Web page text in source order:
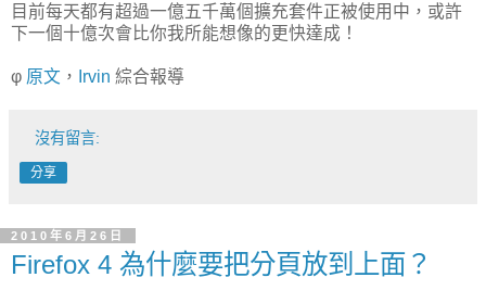
目前每天都有超過一億五千萬個擴充套件正被使用中，或許
下一個十億次會比你我所能想像的更快達成！
φ 原文 ， Irvin 綜合報導
沒有留言:
分享
2010年6月26日
Firefox 4 為什麼要把分頁放到上面？